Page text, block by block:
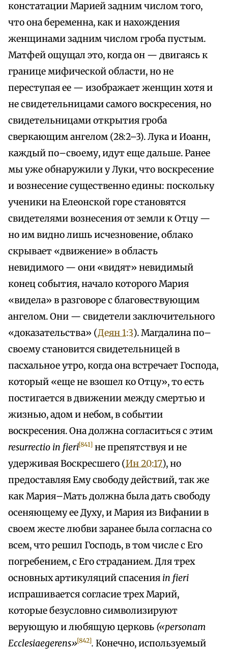
констатации Марией задним числом того,
что она беременна, как и нахождения
женщинами задним числом гроба пустым.
Матфей ощущал это, когда он — двигаясь к
границе мифической области, но не
переступая ее — изображает женщин хотя и
не свидетельницами самого воскресения, но
свидетельницами открытия гроба
сверкающим ангелом (28:2–3). Лука и Иоанн,
каждый по–своему, идут еще дальше. Ранее
мы уже обнаружили у Луки, что воскресение
и вознесение существенно едины: поскольку
ученики на Елеонской горе становятся
свидетелями вознесения от земли к Отцу —
но им видно лишь исчезновение, облако
скрывает «движение» в область
невидимого — они «видят» невидимый
конец события, начало которого Мария
«видела» в разговоре с благовествующим
ангелом. Они — свидетели заключительного
«доказательства» (Деян 1:3). Магдалина по–
своему становится свидетельницей в
пасхальное утро, когда она встречает Господа,
который «еще не взошел ко Отцу», то есть
постигается в движении между смертью и
жизнью, адом и небом, в событии
воскресения. Она должна согласиться с этим
resurrectio in fieri[841] не препятствуя и не
удерживая Воскресшего (Ин 20:17), но
предоставляя Ему свободу действий, так же
как Мария–Мать должна была дать свободу
осеняющему ее Духу, и Мария из Вифании в
своем жесте любви заранее была согласна со
всем, что решил Господь, в том числе с Его
погребением, с Его страданием. Для трех
основных артикуляций спасения in fieri
испрашивается согласие трех Марий,
которые безусловно символизируют
верующую и любящую церковь («personam
Ecclesiaegerens»[842]. Конечно, используемый